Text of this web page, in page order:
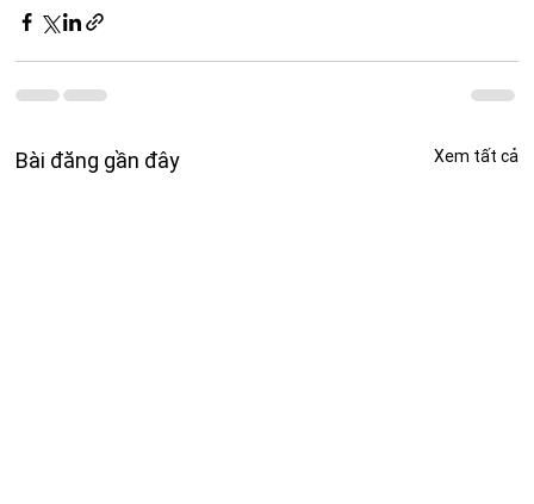
Bài đăng gần đây Xem tất cả